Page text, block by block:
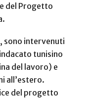
del Progetto
sono intervenuti
tunisino
del lavoro) e
all’estero.
del progetto